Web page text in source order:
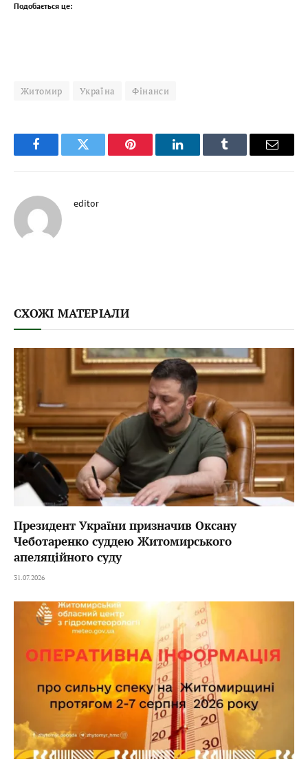
Подобається це:
Житомир Україна Фінанси
FacebookTwitter Pinterest LinkedInTumblr Email
editor
СХОЖІ МАТЕРІАЛИ
Президент України призначив Оксану
Чеботаренко суддею Житомирського
апеляційного суду
31.07.2026